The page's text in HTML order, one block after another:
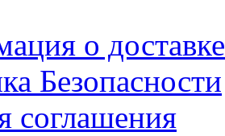
о доставке
Безопасности
соглашения